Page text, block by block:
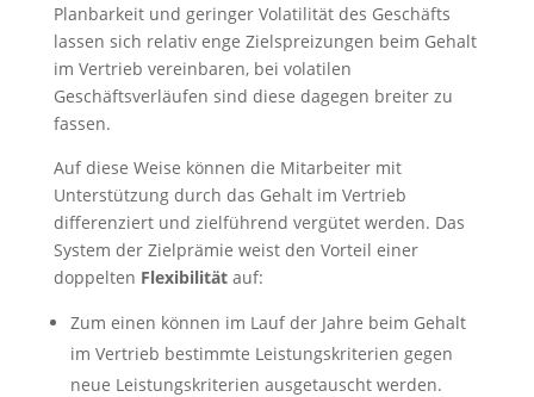
Planbarkeit und geringer Volatilität des Geschäfts
lassen sich relativ enge Zielspreizungen beim Gehalt
im Vertrieb vereinbaren, bei volatilen
Geschäftsverläufen sind diese dagegen breiter zu
fassen.
Auf diese Weise können die Mitarbeiter mit
Unterstützung durch das Gehalt im Vertrieb
differenziert und zielführend vergütet werden. Das
System der Zielprämie weist den Vorteil einer
doppelten Flexibilitätauf:
Zum einen können im Lauf der Jahre beim Gehalt
im Vertrieb bestimmte Leistungskriterien gegen
neue Leistungskriterien ausgetauscht werden.